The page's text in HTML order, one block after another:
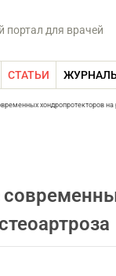
портал для врачей
СТАТЬИ
хондропротекторов